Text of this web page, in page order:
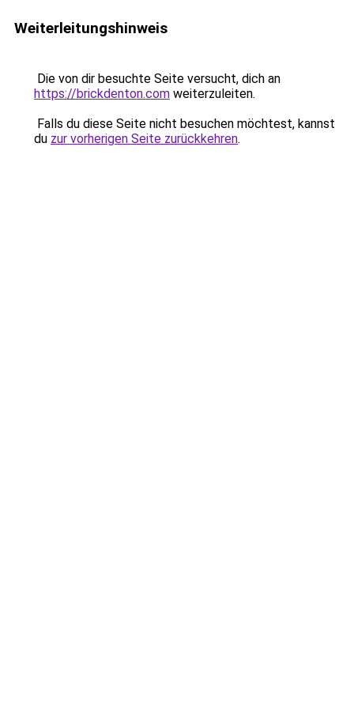
Weiterleitungshinweis
Die von dir besuchte Seite versucht, dich an
https://brickdenton.com weiterzuleiten.
Falls du diese Seite nicht besuchen möchtest, kannst
du zur vorherigen Seite zurückkehren.